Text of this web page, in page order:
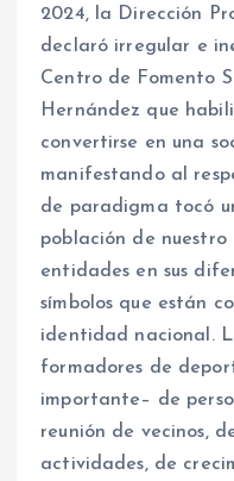
2024, la Dirección
declaró irregular e
Centro de Fomento
Hernández que
convertirse en una
manifestando al
de paradigma tocó
población de nuestro
entidades en sus
símbolos que están
identidad nacional.
formadores de
importante– de
reunión de vecinos,
actividades, de